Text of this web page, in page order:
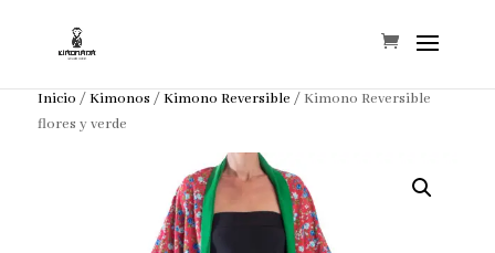
Inicio /Kimonos /Kimono Reversible / Kimono Reversible
flores y verde